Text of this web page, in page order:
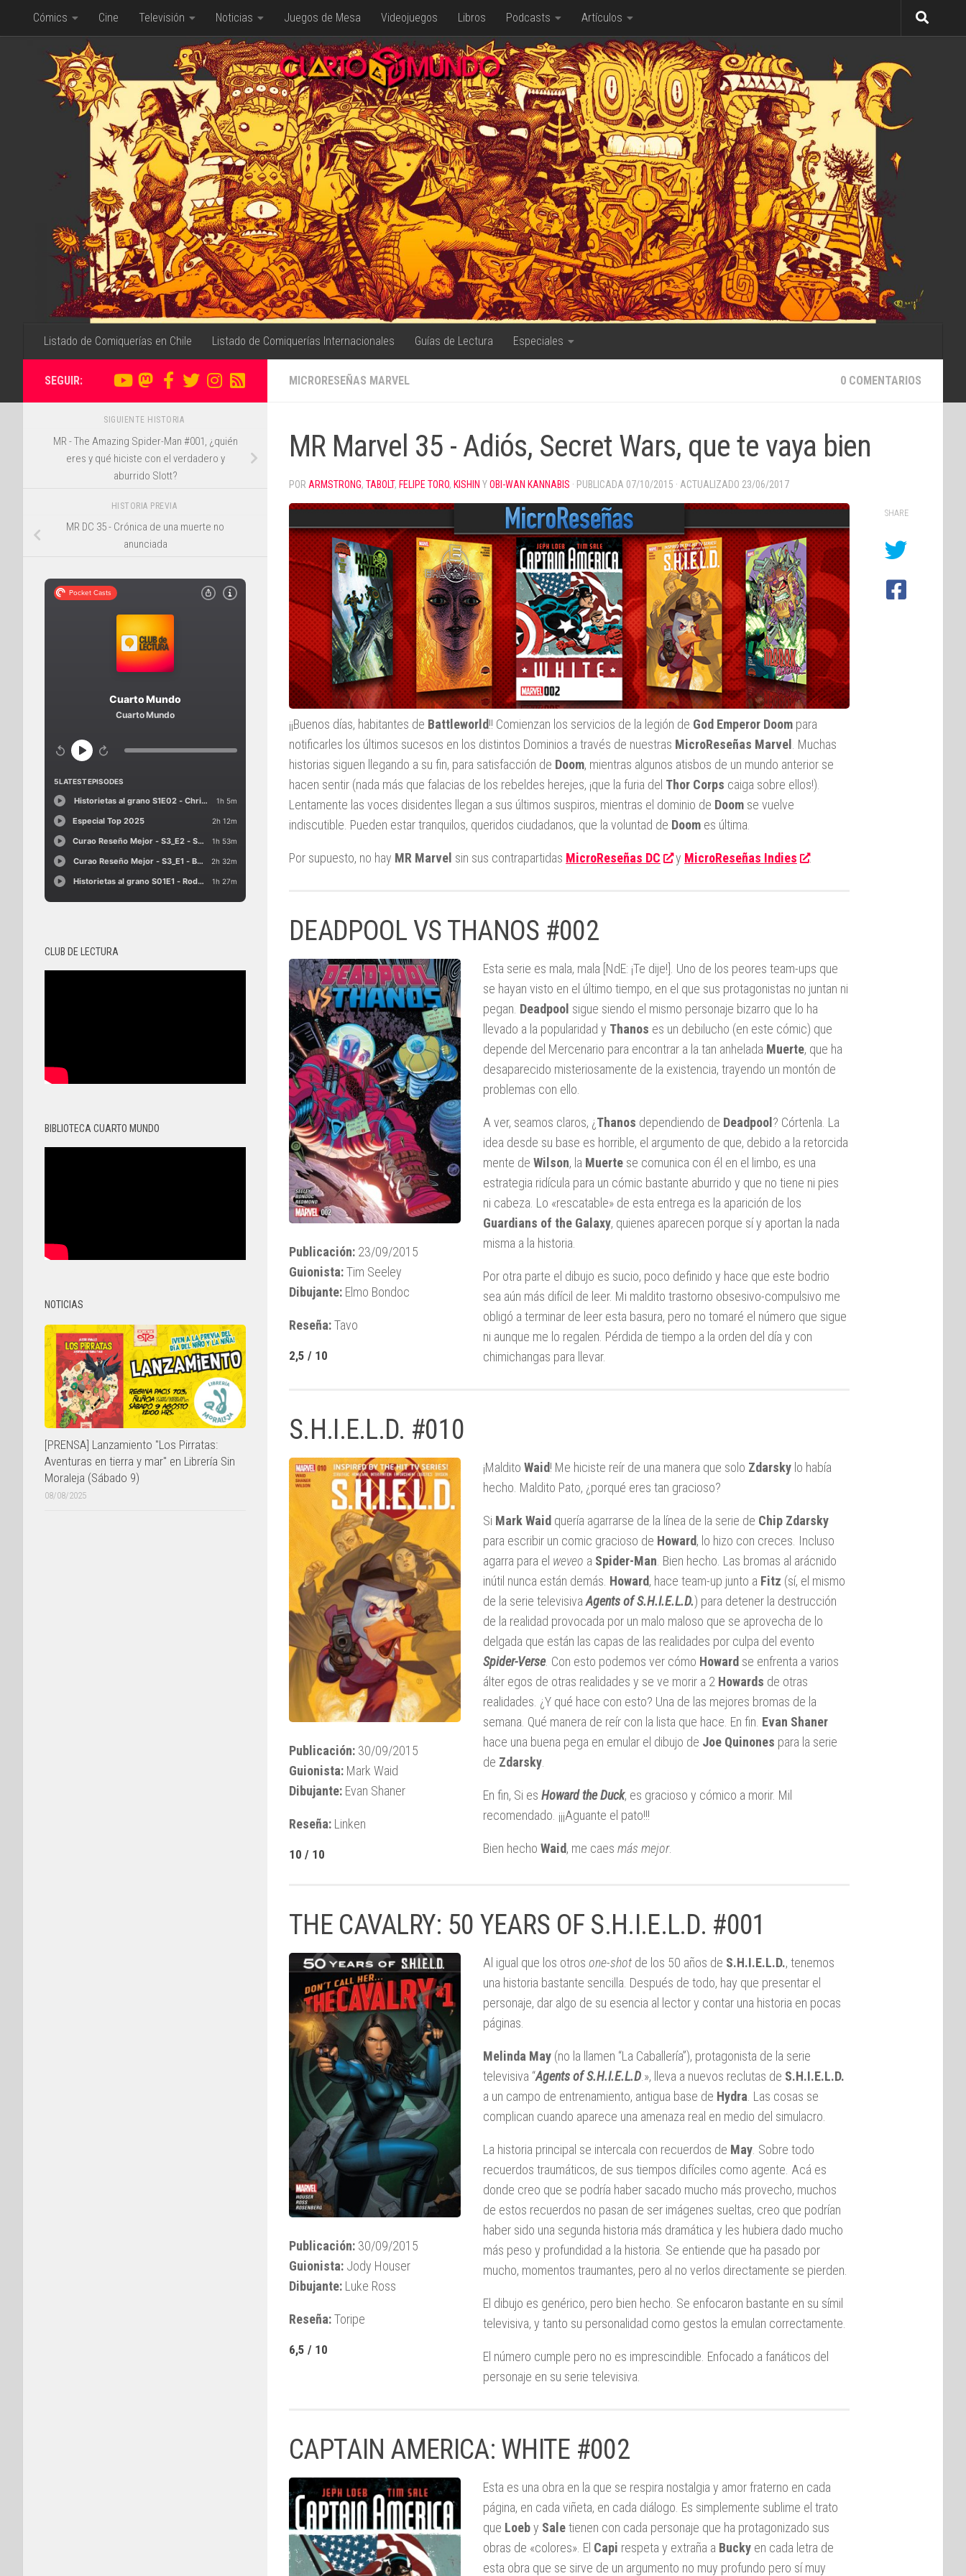
Saltar al contenido
Cómics Cine Televisión Noticias Juegos de Mesa Videojuegos Libros Podcasts Artículos
Listado de Comiquerías en Chile Listado de Comiquerías Internacionales Guías de Lectura Especiales
MICRORESEÑAS MARVEL 0 COMENTARIOS
MR Marvel 35 - Adiós, Secret Wars, que te vaya bien
POR ARMSTRONG, TABOLT, FELIPE TORO, KISHIN YOBI-WAN KANNABIS · PUBLICADA 07/10/2015 · ACTUALIZADO 23/06/2017
¡¡Buenos días, habitantes de Battleworld!! Comienzan los servicios de la legión de God Emperor Doom para
notificarles los últimos sucesos en los distintos Dominios a través de nuestras MicroReseñas Marvel
. Muchas
historias siguen llegando a su fin, para satisfacción de Doom, mientras algunos atisbos de un mundo anterior se
hacen sentir (nada más que falacias de los rebeldes herejes, ¡que la furia del Thor Corps caiga sobre ellos!).
Lentamente las voces disidentes llegan a sus últimos suspiros, mientras el dominio de Doom se vuelve
indiscutible. Pueden estar tranquilos, queridos ciudadanos, que la voluntad de Doom es última.
Por supuesto, no hay MR Marvel sin sus contrapartidas MicroReseñas DC y MicroReseñas Indies .
DEADPOOL VS THANOS #002
Publicación: 23/09/2015
Guionista:Tim Seeley
Dibujante: Elmo Bondoc
Reseña:Tavo
2,5 / 10
Esta serie es mala, mala [NdE: ¡Te dije!]. Uno de los peores team-ups que
se hayan visto en el último tiempo, en el que sus protagonistas no juntan ni
pegan. Deadpool sigue siendo el mismo personaje bizarro que lo ha
llevado a la popularidad y Thanos es un debilucho (en este cómic) que
depende del Mercenario para encontrar a la tan anhelada Muerte, que ha
desaparecido misteriosamente de la existencia, trayendo un montón de
problemas con ello.
A ver, seamos claros, ¿Thanos dependiendo de Deadpool ? Córtenla. La
idea desde su base es horrible, el argumento de que, debido a la retorcida
mente deWilson, la Muerte se comunica con él en el limbo, es una
estrategia ridícula para un cómic bastante aburrido y que no tiene ni pies
ni cabeza. Lo «rescatable» de esta entrega es la aparición de los
Guardians of the Galaxy, quienes aparecen porque sí y aportan la nada
misma a la historia.
Por otra parte el dibujo es sucio, poco definido y hace que este bodrio
sea aún más difícil de leer. Mi maldito trastorno obsesivo-compulsivo me
obligó a terminar de leer esta basura, pero no tomaré el número que sigue
ni aunque me lo regalen. Pérdida de tiempo a la orden del día y con
chimichangas para llevar.
S.H.I.E.L.D. #010
Publicación: 30/09/2015
Guionista: Mark Waid
Dibujante: Evan Shaner
Reseña: Linken
10 / 10
¡MalditoWaid! Me hiciste reír de una manera que solo Zdarsky lo había
hecho. Maldito Pato, ¿porqué eres tan gracioso?
Si Mark Waid quería agarrarse de la línea de la serie de Chip Zdarsky
para escribir un comic gracioso de Howard, lo hizo con creces. Incluso
agarra para el weveo a Spider-Man . Bien hecho. Las bromas al arácnido
inútil nunca están demás. Howard, hace team-up junto a Fitz (sí, el mismo
de la serie televisivaAgents of S.H.I.E.L.D.) para detener la destrucción
de la realidad provocada por un malo maloso que se aprovecha de lo
delgada que están las capas de las realidades por culpa del evento
Spider-Verse. Con esto podemos ver cómo Howard se enfrenta a varios
álter egos de otras realidades y se ve morir a 2 Howards de otras
realidades. ¿Y qué hace con esto? Una de las mejores bromas de la
semana. Qué manera de reír con la lista que hace. En fin. Evan Shaner
hace una buena pega en emular el dibujo de Joe Quinones para la serie
de Zdarsky
En fin, Si esHoward the Duck, es gracioso y cómico a morir. Mil
recomendado. ¡¡¡Aguante el pato!!!
Bien hechoWaid, me caesmás mejor.
THE CAVALRY: 50 YEARS OF S.H.I.E.L.D. #001
Publicación: 30/09/2015
Guionista: Jody Houser
Dibujante: Luke Ross
Reseña:Toripe
6,5 / 10
Al igual que los otrosone-shot de los 50 años de S.H.I.E.L.D., tenemos
una historia bastante sencilla. Después de todo, hay que presentar el
personaje, dar algo de su esencia al lector y contar una historia en pocas
páginas.
Melinda May (no la llamen “La Caballería”), protagonista de la serie
televisiva “Agents of S.H.I.E.L.D .», lleva a nuevos reclutas de S.H.I.E.L.D.
a un campo de entrenamiento, antigua base de Hydra . Las cosas se
complican cuando aparece una amenaza real en medio del simulacro.
La historia principal se intercala con recuerdos de May . Sobre todo
recuerdos traumáticos, de sus tiempos difíciles como agente. Acá es
donde creo que se podría haber sacado mucho más provecho, muchos
de estos recuerdos no pasan de ser imágenes sueltas, creo que podrían
haber sido una segunda historia más dramática y les hubiera dado mucho
más peso y profundidad a la historia. Se entiende que ha pasado por
mucho, momentos traumantes, pero al no verlos directamente se pierden.
El dibujo es genérico, pero bien hecho. Se enfocaron bastante en su símil
televisiva, y tanto su personalidad como gestos la emulan correctamente.
El número cumple pero no es imprescindible. Enfocado a fanáticos del
personaje en su serie televisiva.
CAPTAIN AMERICA: WHITE #002
Esta es una obra en la que se respira nostalgia y amor fraterno en cada
página, en cada viñeta, en cada diálogo. Es simplemente sublime el trato
que Loeby Saletienen con cada personaje que ha protagonizado sus
obras de «colores». El Capi respeta y extraña a Bucky en cada letra de
esta obra que se sirve de un argumento no muy profundo pero sí muy
SHARE
SEGUIR:
SIGUIENTE HISTORIA
MR - The Amazing Spider-Man #001, ¿quién
eres y qué hiciste con el verdadero y
aburrido Slott?
HISTORIA PREVIA
MR DC 35 - Crónica de una muerte no
anunciada
CLUB DE LECTURA
BIBLIOTECA CUARTO MUNDO
NOTICIAS
[PRENSA] Lanzamiento "Los Pirratas:
Aventuras en tierra y mar" en Librería Sin
Moraleja (Sábado 9)
08/08/2025